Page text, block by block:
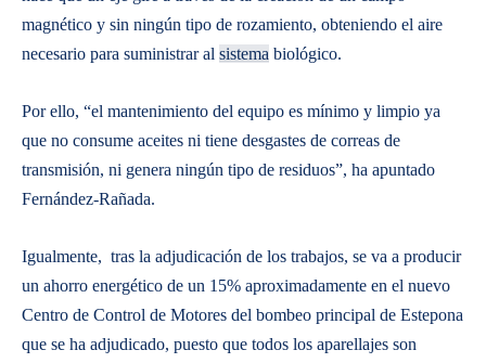
magnético y sin ningún tipo de rozamiento, obteniendo el aire
necesario para suministrar al sistema biológico.
Por ello, “el mantenimiento del equipo es mínimo y limpio ya
que no consume aceites ni tiene desgastes de correas de
transmisión, ni genera ningún tipo de residuos”, ha apuntado
Fernández-Rañada.
Igualmente, tras la adjudicación de los trabajos, se va a producir
un ahorro energético de un 15% aproximadamente en el nuevo
Centro de Control de Motores del bombeo principal de Estepona
que se ha adjudicado, puesto que todos los aparellajes son